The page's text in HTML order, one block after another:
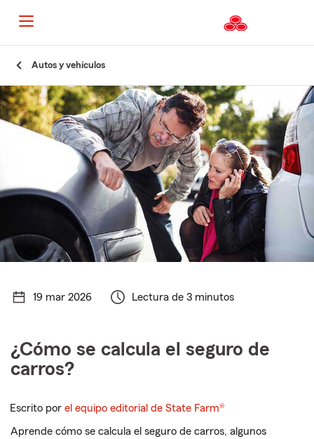
Autos y vehículos
19 mar 2026 Lectura de 3 minutos
¿Cómo se calcula el seguro de
carros?
Escrito porel equipo editorial de State Farm®
Aprende cómo se calcula el seguro de carros, algunos